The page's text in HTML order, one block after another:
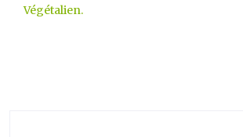
Végétalien.